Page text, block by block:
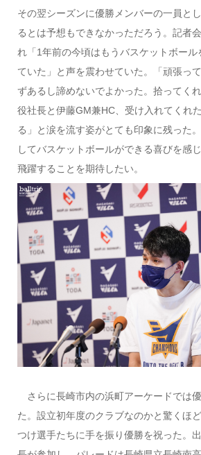
その翌シーズンに優勝メンバーの一員と
るとは予想もできなかっただろう。記者
れ「1年前の今頃はもうバスケットボール
ていた」と声を震わせていた。「頑張っ
ずあるし諦めないでよかった。拾ってく
役社長と伊藤GM兼HC、受け入れてくれ
る」と涙を流す姿がとても印象に残った
してバスケットボールができる喜びを感
飛躍することを期待したい。
さらに長崎市内の浜町アーケードでは
た。設立初年度のクラブなのかと驚くほ
つけ選手たちに手を振り優勝を祝った。